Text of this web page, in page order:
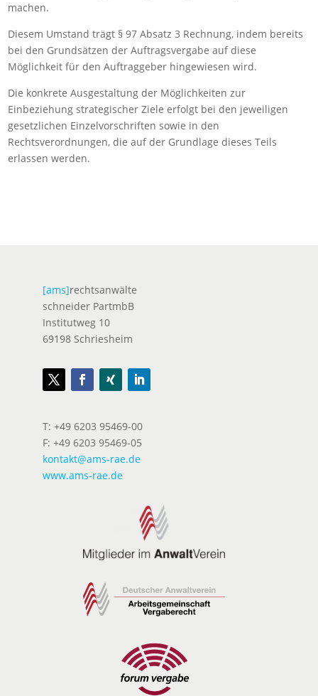
machen.
Diesem Umstand trägt § 97 Absatz 3 Rechnung, indem bereits
bei den Grundsätzen der Auftragsvergabe auf diese
Möglichkeit für den Auftraggeber hingewiesen wird.
Die konkrete Ausgestaltung der Möglichkeiten zur
Einbeziehung strategischer Ziele erfolgt bei den jeweiligen
gesetzlichen Einzelvorschriften sowie in den
Rechtsverordnungen, die auf der Grundlage dieses Teils
erlassen werden.
[ams]rechtsanwälte
schneider PartmbB
Institutweg 10
69198 Schriesheim
T: +49 6203 95469-00
F: +49 6203 95469-05
kontakt@ams-rae.de
www.ams-rae.de